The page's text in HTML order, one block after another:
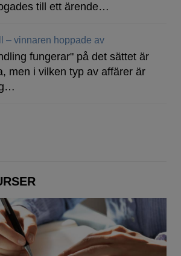
till ett ärende…
– vinnaren hoppade av
fungerar" på det sättet är
men i vilken typ av affärer är